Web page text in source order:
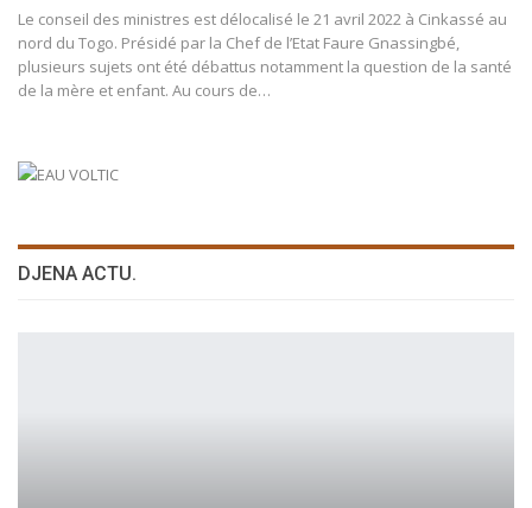
Le conseil des ministres est délocalisé le 21 avril 2022 à Cinkassé au
nord du Togo. Présidé par la Chef de l’Etat Faure Gnassingbé,
plusieurs sujets ont été débattus notamment la question de la santé
de la mère et enfant. Au cours de…
DJENA ACTU.